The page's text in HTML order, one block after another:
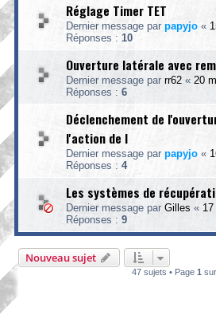
Réglage Timer TET
Dernier message par papyjo «
Réponses : 10
Ouverture latérale avec
Dernier message par rr62 « 20
Réponses : 6
Déclenchement de
l'action de l
Dernier message par papyjo «
Réponses : 4
Les systèmes de
Dernier message par Gilles «
Réponses : 9
Nouveau sujet
47 sujets • Page 1 sur